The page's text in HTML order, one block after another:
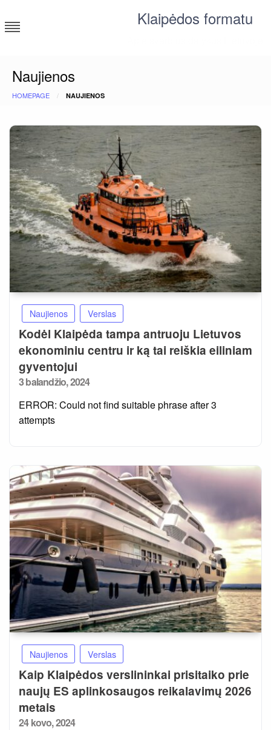
to
content
Klaipėdos formatu
Naujienos
HOMEPAGE NAUJIENOS
Naujienos Verslas
Kodėl Klaipėda tampa antruoju Lietuvos
ekonominiu centru ir ką tai reiškia eiliniam
gyventojui
Posted
3 balandžio, 2024
ERROR: Could not find suitable phrase after 3
attempts
Naujienos Verslas
Kaip Klaipėdos verslininkai prisitaiko prie
naujų ES aplinkosaugos reikalavimų 2026
metais
Posted
24 kovo, 2024